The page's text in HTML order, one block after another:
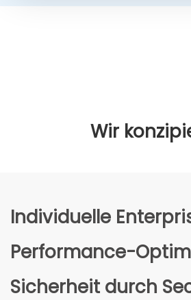
Wir
Indi­vi­du­el­le
Per­for­mance-
Sicher­heit durch